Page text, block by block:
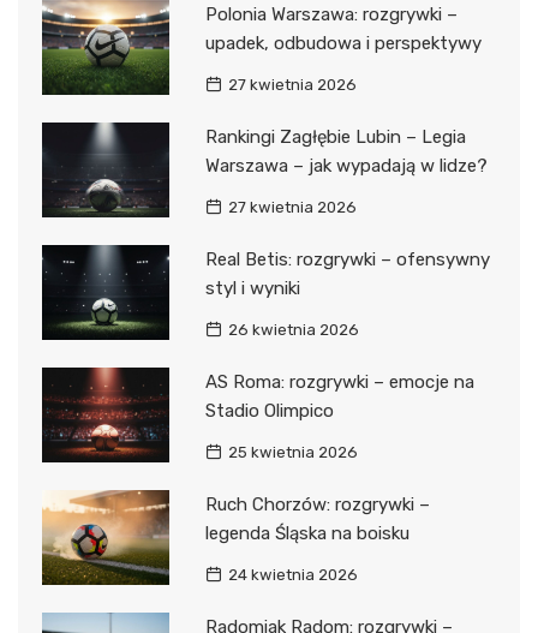
Polonia Warszawa: rozgrywki –
upadek, odbudowa i perspektywy
27 kwietnia 2026
Rankingi Zagłębie Lubin – Legia
Warszawa – jak wypadają w lidze?
27 kwietnia 2026
Real Betis: rozgrywki – ofensywny
styl i wyniki
26 kwietnia 2026
AS Roma: rozgrywki – emocje na
Stadio Olimpico
25 kwietnia 2026
Ruch Chorzów: rozgrywki –
legenda Śląska na boisku
24 kwietnia 2026
Radomiak Radom: rozgrywki –